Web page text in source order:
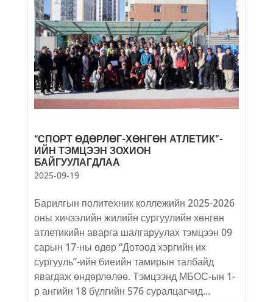
“СПОРТ ӨДӨРЛӨГ-ХӨНГӨН АТЛЕТИК”-
ИЙН ТЭМЦЭЭН ЗОХИОН
БАЙГУУЛАГДЛАА
2025-09-19
Барилгын политехник коллежийн 2025-2026
оны хичээлийн жилийн сургуулийн хөнгөн
атлетикийн аварга шалгаруулах тэмцээн 09
сарын 17-ны өдөр “Дотоод хэргийн их
сургууль”-ийн биеийн тамирын талбайд
явагдаж өндөрлөлөө. Тэмцээнд МБОС-ын 1-
р ангийн 18 бүлгийн 576 суралцагчид...